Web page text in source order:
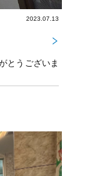
2023.07.13
とうございま